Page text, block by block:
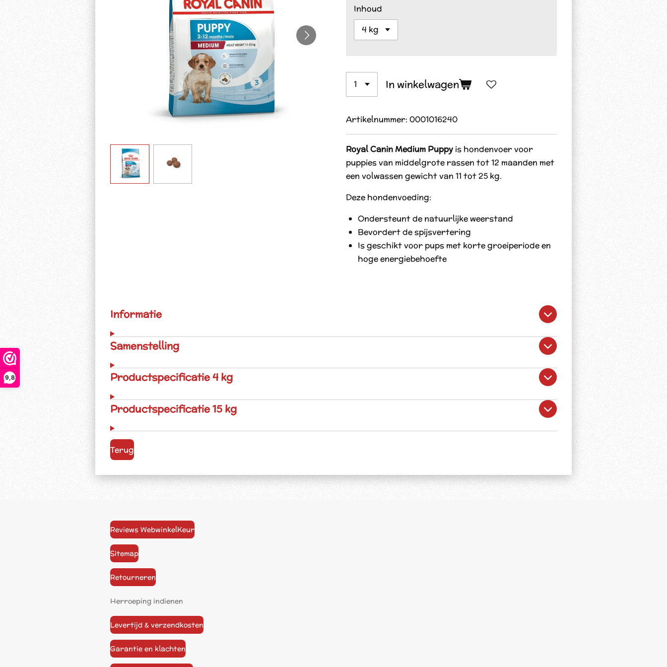
9,8
Inhoud
In winkelwagen
Artikelnummer: 0001016240
Royal Canin Medium Puppy is hondenvoer voor
puppies van middelgrote rassen tot 12 maanden met
een volwassen gewicht van 11 tot 25 kg.
Deze hondenvoeding:
Ondersteunt de natuurlijke weerstand
Bevordert de spijsvertering
Is geschikt voor pups met korte groeiperiode en
hoge energiebehoefte
Informatie
Samenstelling
Productspecificatie 4 kg
Productspecificatie 15 kg
Terug
Reviews WebwinkelKeur
Sitemap
Retourneren
Herroeping indienen
Levertijd & verzendkosten
Garantie en klachten